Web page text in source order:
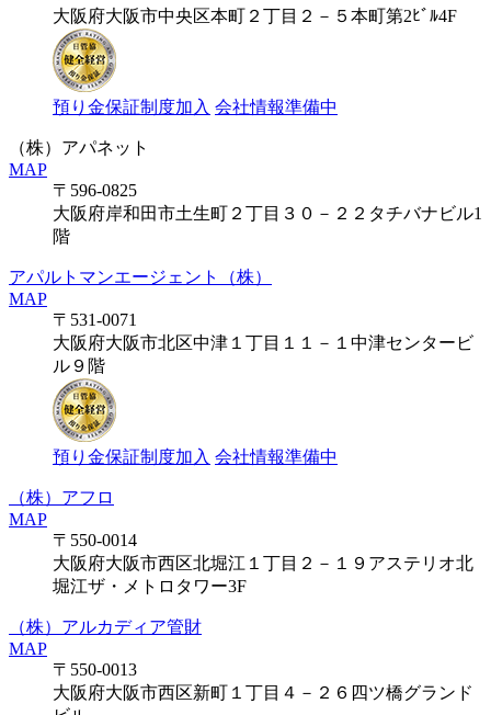
大阪府大阪市中央区本町２丁目２－５本町第2ﾋﾞﾙ4F
預り金保証制度加入 会社情報準備中
（株）アパネット
MAP
〒596-0825
大阪府岸和田市土生町２丁目３０－２２タチバナビル1
階
アパルトマンエージェント（株）
MAP
〒531-0071
大阪府大阪市北区中津１丁目１１－１中津センタービ
ル９階
預り金保証制度加入 会社情報準備中
（株）アフロ
MAP
〒550-0014
大阪府大阪市西区北堀江１丁目２－１９アステリオ北
堀江ザ・メトロタワー3F
（株）アルカディア管財
MAP
〒550-0013
大阪府大阪市西区新町１丁目４－２６四ツ橋グランド